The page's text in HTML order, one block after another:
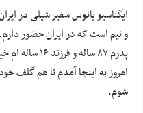
ایگناسیویانوسسفیر شیلی در
و نیم است که در ایران حضور
پدرم ۸۷ ساله و فرزند ۱۶ ساله
ام
امروز به اینجا آمدم تا هم گلف
شوم.